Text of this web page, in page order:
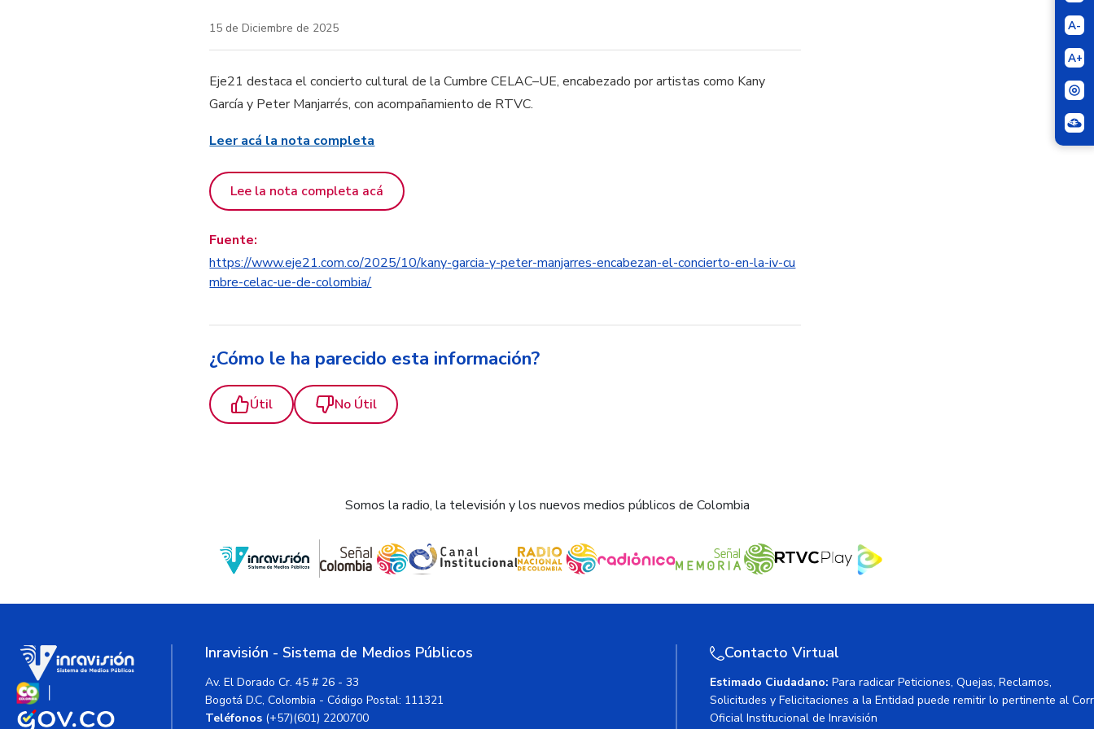
A-
A+
15 de Diciembre de 2025
Eje21 destaca el concierto cultural de la Cumbre CELAC–UE, encabezado por artistas como Kany
García y Peter Manjarrés, con acompañamiento de RTVC.
Leer acá la nota completa
Lee la nota completa acá
Fuente:
https://www.eje21.com.co/2025/10/kany-garcia-y-peter-manjarres-encabezan-el-concierto-en-la-iv-cu
mbre-celac-ue-de-colombia/
¿Cómo le ha parecido esta información?
Útil No Útil
Somos la radio, la televisión y los nuevos medios públicos de Colombia
Inravisión - Sistema de Medios Públicos
Av. El Dorado Cr. 45 # 26 - 33
Bogotá D.C, Colombia - Código Postal: 111321
Teléfonos (+57)(601) 2200700
Contacto Virtual
Estimado Ciudadano: Para radicar Peticiones, Quejas, Reclamos,
Solicitudes y Felicitaciones a la Entidad puede remitir lo pertinente al
Oficial Institucional de Inravisión